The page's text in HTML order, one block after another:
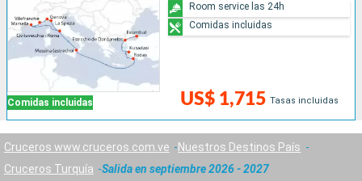
Comidas incluidas US$ 1,715 Tasas incluidas
Room service las 24h
Comidas incluidas
Cruceros www.cruceros.com.ve
Nuestros Destinos País
Cruceros Turquía
Salida en septiembre 2026 - 2027